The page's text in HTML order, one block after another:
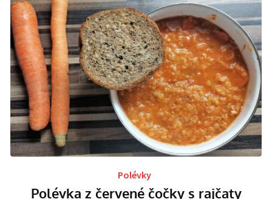
Polévky
Polévka z červené čočky s rajčaty